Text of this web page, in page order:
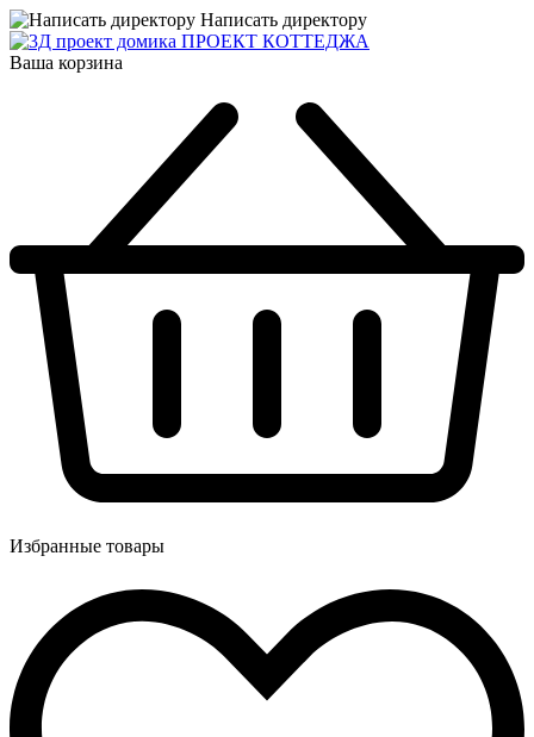
Написать директору
ПРОЕКТ КОТТЕДЖА
Ваша корзина
Избранные товары